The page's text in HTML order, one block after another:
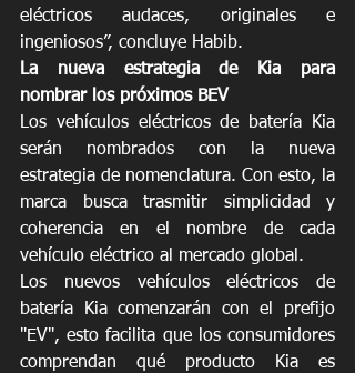
eléctricos audaces, originales e
ingeniosos”, concluye Habib.
La nueva estrategia de Kia para
nombrar los próximos BEV
Los vehículos eléctricos de batería Kia
serán nombrados con la nueva
estrategia de nomenclatura. Con esto, la
marca busca trasmitir simplicidad y
coherencia en el nombre de cada
vehículo eléctrico al mercado global.
Los nuevos vehículos eléctricos de
batería Kia comenzarán con el prefijo
"EV", esto facilita que los consumidores
comprendan qué producto Kia es